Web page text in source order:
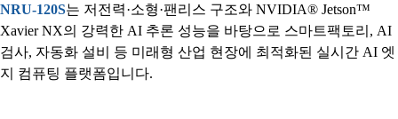
NRU-120S는 저전력·소형·팬리스 구조와 NVIDIA® Jetson™
Xavier NX의 강력한 AI 추론 성능을 바탕으로 스마트팩토리, AI
검사, 자동화 설비 등 미래형 산업 현장에 최적화된 실시간 AI 엣
지 컴퓨팅 플랫폼입니다.